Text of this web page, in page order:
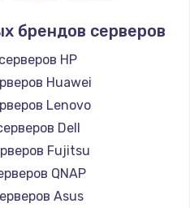
брендов серверов
HP
Huawei
Lenovo
Dell
Fujitsu
QNAP
Asus